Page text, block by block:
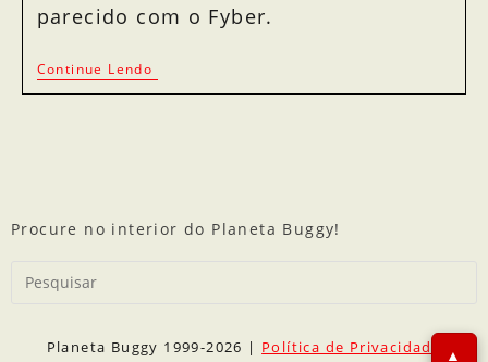
parecido com o Fyber.
Continue Lendo
Procure no interior do Planeta Buggy!
Planeta Buggy 1999-2026 | Política de Privacidade